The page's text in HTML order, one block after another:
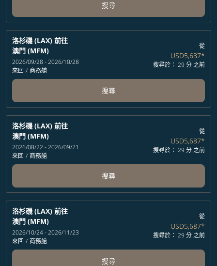
搜尋
洛杉磯 (LAX) 前往
澳門 (MFM)
2026/09/28 - 2026/10/28
來回 / 商務艙
從
USD5,687*
搜尋於： 29 分 之前
搜尋
洛杉磯 (LAX) 前往
澳門 (MFM)
2026/08/22 - 2026/09/21
來回 / 商務艙
從
USD5,687*
搜尋於： 29 分 之前
搜尋
洛杉磯 (LAX) 前往
澳門 (MFM)
2026/10/24 - 2026/11/23
來回 / 商務艙
從
USD5,687*
搜尋於： 29 分 之前
搜尋